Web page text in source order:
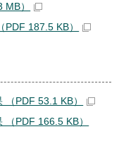
）
187.5 KB）
PDF 53.1 KB）
PDF 166.5 KB）